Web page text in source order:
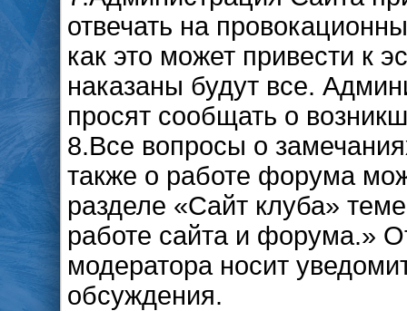
отвечать на
как это может привести к
наказаны будут все.
просят сообщать о
8.Все вопросы о
также о работе форума
разделе «Сайт клуба»
работе сайта и форума.»
модератора носит
обсуждения.